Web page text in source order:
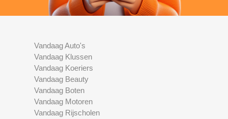
Vandaag Auto's
Vandaag Klussen
Vandaag Koeriers
Vandaag Beauty
Vandaag Boten
Vandaag Motoren
Vandaag Rijscholen